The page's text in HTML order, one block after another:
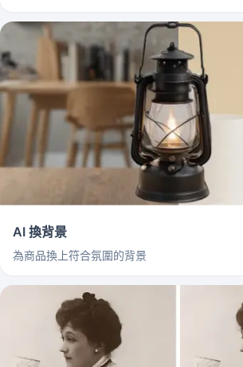
AI 換背景
為商品換上符合氛圍的背景